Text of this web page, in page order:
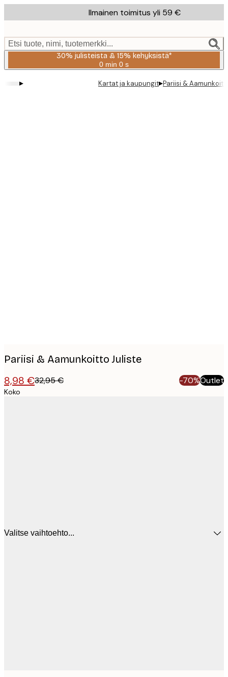
to
content.
Ilmainen toimitus yli 59 €
Etsi tuote, nimi, tuotemerkki...
30% julisteista & 15% kehyksistä*
0 min 0 s
Voimassa
2026-
▸ Kartat ja kaupungit▸Pariisi &
Pariisi & Aamunkoitto Juliste
8,98 €32,95 € -70%Outlet
Koko
Valitse vaihtoehto...